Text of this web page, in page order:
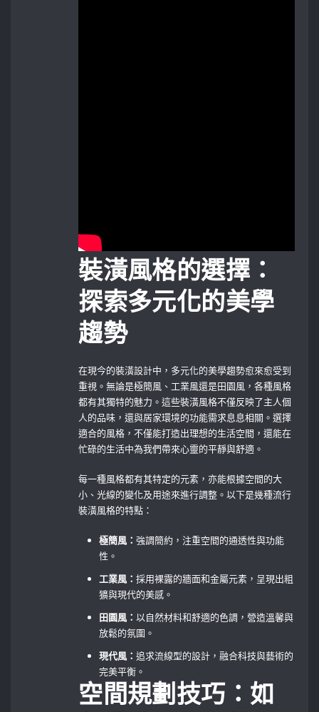
裝潢風格的選擇：
探索多元化的美學
趨勢
在現今的裝潢設計中，多元化的美學趨勢愈來愈受到
重視。無論是極簡風、工業風還是田園風，各種風格
都有其獨特的魅力。這些裝潢風格不僅反映了主人個
人的品味，還與居家環境的功能需求息息相關。選擇
適合的風格，不僅能打造出理想的生活空間，還能在
忙碌的生活中為我們帶來心靈的平靜與舒適。
每一種風格都有其特定的元素，亦能根據空間的大
小、光線的變化及用途來進行調整。以下是幾種流行
裝潢風格的特點：
極簡風：強調簡約，注重空間的通透性與功能
性。
工業風：採用裸露的牆面和金屬元素，呈現出粗
獷與現代的美感。
田園風：以自然材料和舒適的色調，營造溫馨與
放鬆的氛圍。
現代風：追求流線型的設計，融合科技與藝術的
完美平衡。
空間規劃技巧：如